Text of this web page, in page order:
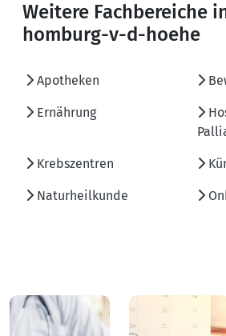
Weitere Fachbereiche
homburg-v-d-hoehe
Apotheken
Ernährung
Krebszentren
Naturheilkunde